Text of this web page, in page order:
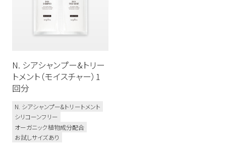
N. シアシャンプー&トリー
トメント（モイスチャー）1
回分
N. シアシャンプー&トリートメント
シリコーンフリー
オーガニック植物成分配合
お試しサイズあり